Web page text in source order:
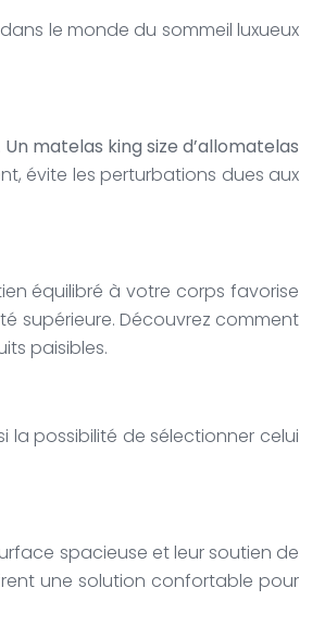
le monde du sommeil luxueux
Un matelas king size d’allomatelas
évite les perturbations dues aux
équilibré à votre corps favorise
supérieure. Découvrez comment
paisibles.
la possibilité de sélectionner celui
spacieuse et leur soutien de
une solution confortable pour